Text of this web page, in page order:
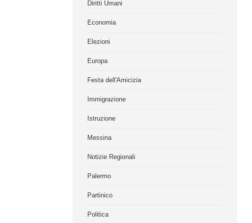
Diritti Umani
Economia
Elezioni
Europa
Festa dell'Amicizia
Immigrazione
Istruzione
Messina
Notizie Regionali
Palermo
Partinico
Politica